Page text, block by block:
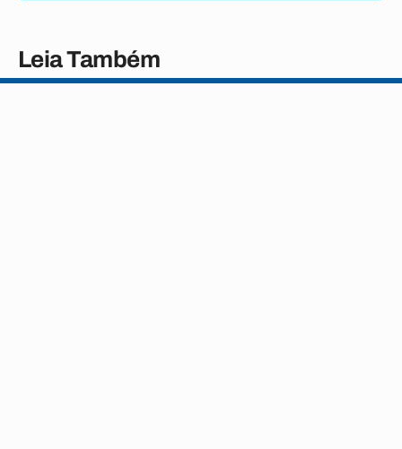
Leia Também